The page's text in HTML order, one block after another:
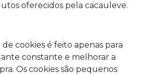
oferecidos pela cacauleve.
cookies é feito apenas para
constante e melhorar a
Os cookies são pequenos